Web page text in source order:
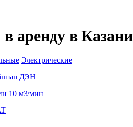
аренду в Казани
Электрические
ДЭН
10 м3/мин